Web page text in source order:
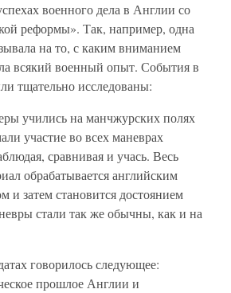
военного дела в Англии со
реформы». Так, например, одна
на то, с каким вниманием
всякий военный опыт. События в
тщательно исследованы:
учились на манчжурских полях
участие во всех маневрах
сравнивая и учась. Весь
обрабатывается английским
и затем становится достоянием
стали так же обычны, как и на
говорилось следующее:
прошлое Англии и